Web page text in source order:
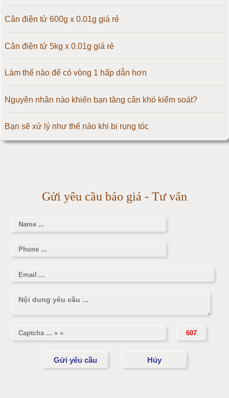
Cân điện tử 100kg
Cân điện tử 150kg
Cân điện tử 200kg
Cân điện tử 300kg
Cân điện tử 500kg
Cân điện tử 3000kg
Cân điện tử 1 tấn
Cân điện tử 2 tấn
Cân điện tử 3 tấn
Cân điện tử 10 tấn
Cân điện tử 15 tấn
Cân điện tử 600g x 0.01g giá rẻ
Cân điện tử 5kg x 0.01g giá rẻ
Làm thế nào để có vòng 1 hấp dẫn hơn
Nguyên nhân nào khiến bạn tăng cân khó kiểm soát?
Bạn sẽ xử lý như thế nào khi bị rụng tóc
Gửi yêu cầu báo giá - Tư vấn